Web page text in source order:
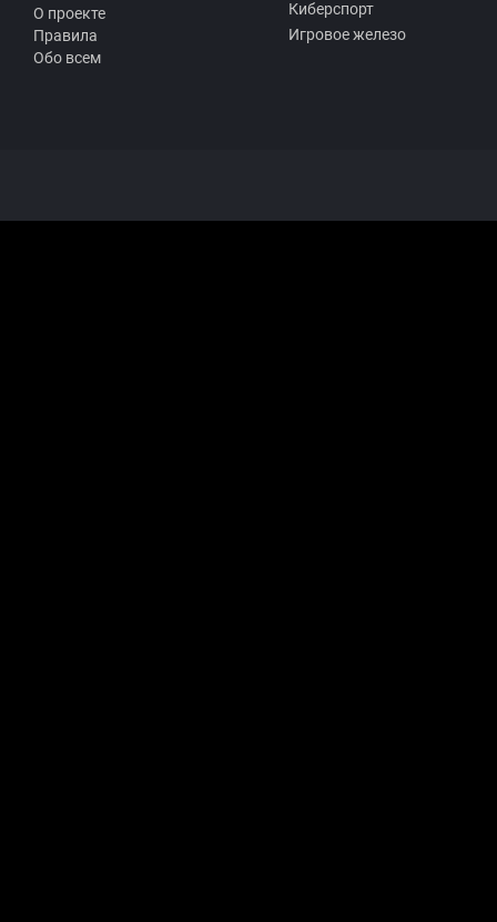
О проекте
Правила
Обо всем
Киберспорт
Игровое железо